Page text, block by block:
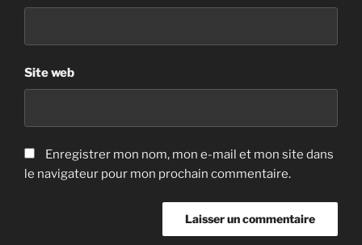
Site web
Enregistrer mon nom, mon e-mail et mon site dans
le navigateur pour mon prochain commentaire.